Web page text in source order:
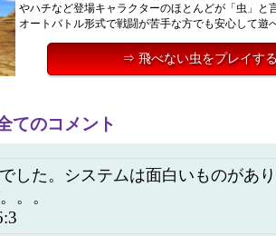
やハチなど登場キャラクターのほとんどが「虫」と
オートバトル形式で戦闘が苦手な方でも安心して遊
⇒ 飛べない虫をプレイす
てのコメント
した。システムは面白いものがあ
。。